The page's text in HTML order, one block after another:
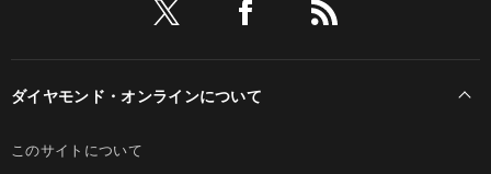
ダイヤモンド・オンラインについて
このサイトについて